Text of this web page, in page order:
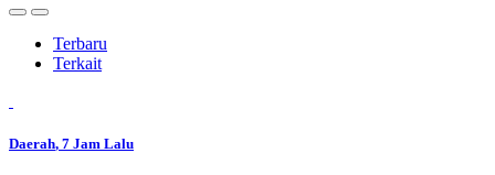
Terbaru
Terkait
Daerah, 7 Jam Lalu